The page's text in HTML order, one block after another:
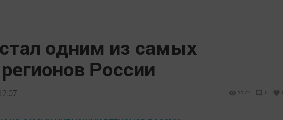
одним из самых
России
1172 0